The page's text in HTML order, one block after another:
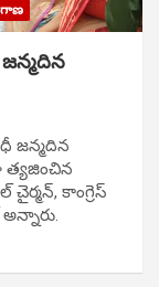
జ‌న్మ‌దిన
త్య‌జించిన
కాంగ్రెస్